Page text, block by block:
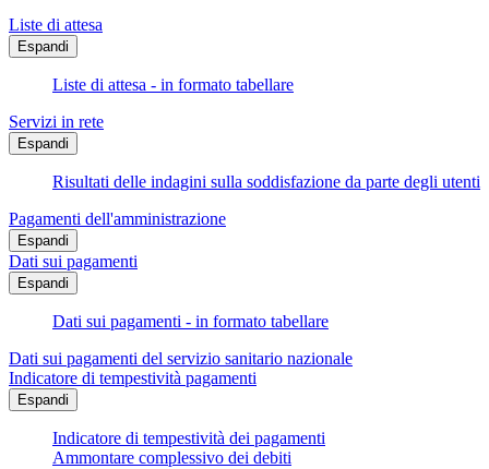
Liste di attesa
Espandi
Liste di attesa - in formato tabellare
Servizi in rete
Espandi
Risultati delle indagini sulla soddisfazione da parte degli utenti
Pagamenti dell'amministrazione
Espandi
Dati sui pagamenti
Espandi
Dati sui pagamenti - in formato tabellare
Dati sui pagamenti del servizio sanitario nazionale
Indicatore di tempestività pagamenti
Espandi
Indicatore di tempestività dei pagamenti
Ammontare complessivo dei debiti